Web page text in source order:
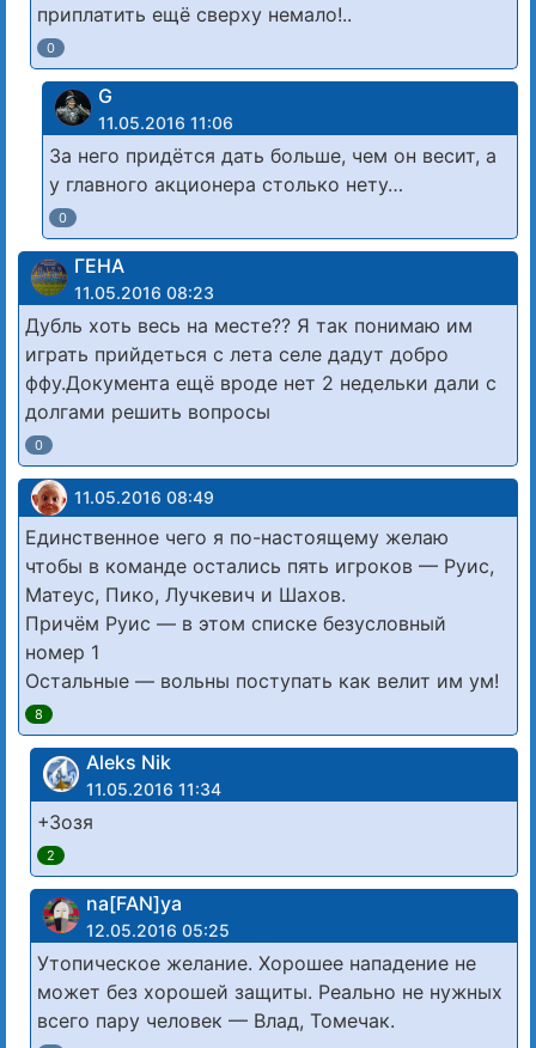
приплатить ещё сверху немало!..
0
G
11.05.2016 11:06
За него придётся дать больше, чем он весит, а
у главного акционера столько нету…
0
ГЕНА
11.05.2016 08:23
Дубль хоть весь на месте?? Я так понимаю им
играть прийдеться с лета селе дадут добро
ффу.Документа ещё вроде нет 2 недельки дали с
долгами решить вопросы
0
11.05.2016 08:49
Единственное чего я по-настоящему желаю
чтобы в команде остались пять игроков — Руис,
Матеус, Пико, Лучкевич и Шахов.
Причём Руис — в этом списке безусловный
номер 1
Остальные — вольны поступать как велит им ум!
8
Aleks Nik
11.05.2016 11:34
+Зозя
2
na[FAN]ya
12.05.2016 05:25
Утопическое желание. Хорошее нападение не
может без хорошей защиты. Реально не нужных
всего пару человек — Влад, Томечак.